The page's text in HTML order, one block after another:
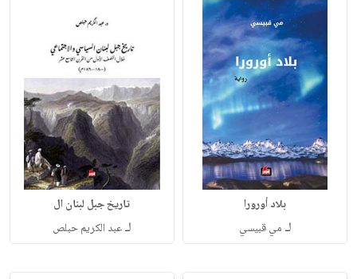
بلاد أورورا
لـ مي قبيسي
تاريخ جبل لبنان ال
لـعبد الكريم حبلص